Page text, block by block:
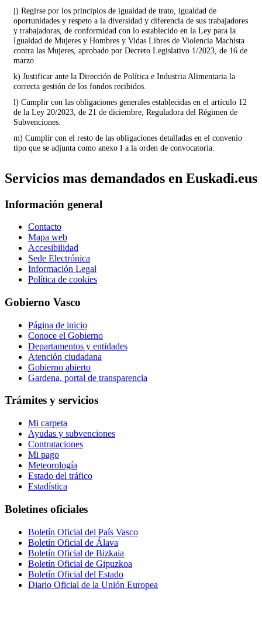
j) Regirse por los principios de igualdad de trato, igualdad de
oportunidades y respeto a la diversidad y diferencia de sus trabajadores
y trabajadoras, de conformidad con lo establecido en la Ley para la
Igualdad de Mujeres y Hombres y Vidas Libres de Violencia Machista
contra las Mujeres, aprobado por Decreto Legislativo 1/2023, de 16 de
marzo.
k) Justificar ante la Dirección de Política e Industria Alimentaria la
correcta gestión de los fondos recibidos.
l) Cumplir con las obligaciones generales establecidas en el artículo 12
de la Ley 20/2023, de 21 de diciembre, Reguladora del Régimen de
Subvenciones.
m) Cumplir con el resto de las obligaciones detalladas en el convenio
tipo que se adjunta como anexo I a la orden de convocatoria.
Servicios mas demandados en Euskadi.eus
Información general
Contacto
Mapa web
Accesibilidad
Sede Electrónica
Información Legal
Política de cookies
Gobierno Vasco
Página de inicio
Conoce el Gobierno
Departamentos y entidades
Atención ciudadana
Gobierno abierto
Gardena, portal de transparencia
Trámites y servicios
Mi carpeta
Ayudas y subvenciones
Contrataciones
Mi pago
Meteorología
Estado del tráfico
Estadística
Boletines oficiales
Boletín Oficial del País Vasco
Boletín Oficial de Álava
Boletín Oficial de Bizkaia
Boletín Oficial de Gipuzkoa
Boletín Oficial del Estado
Diario Oficial de la Unión Europea